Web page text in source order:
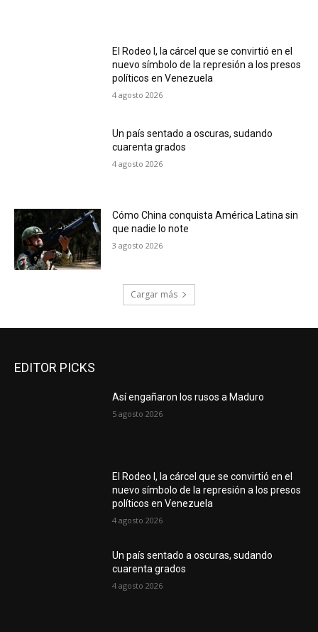
El Rodeo I, la cárcel que se convirtió en el
nuevo símbolo de la represión a los presos
políticos en Venezuela
4 agosto 2026
Un país sentado a oscuras, sudando
cuarenta grados
4 agosto 2026
Cómo China conquista América Latina sin
que nadie lo note
3 agosto 2026
Cargar más
EDITOR PICKS
Así engañaron los rusos a Maduro
5 agosto 2026
El Rodeo I, la cárcel que se convirtió en el
nuevo símbolo de la represión a los presos
políticos en Venezuela
4 agosto 2026
Un país sentado a oscuras, sudando
cuarenta grados
4 agosto 2026